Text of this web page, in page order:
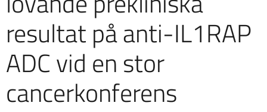
resultat på anti-IL1RAP
ADC vid en stor
cancerkonferens